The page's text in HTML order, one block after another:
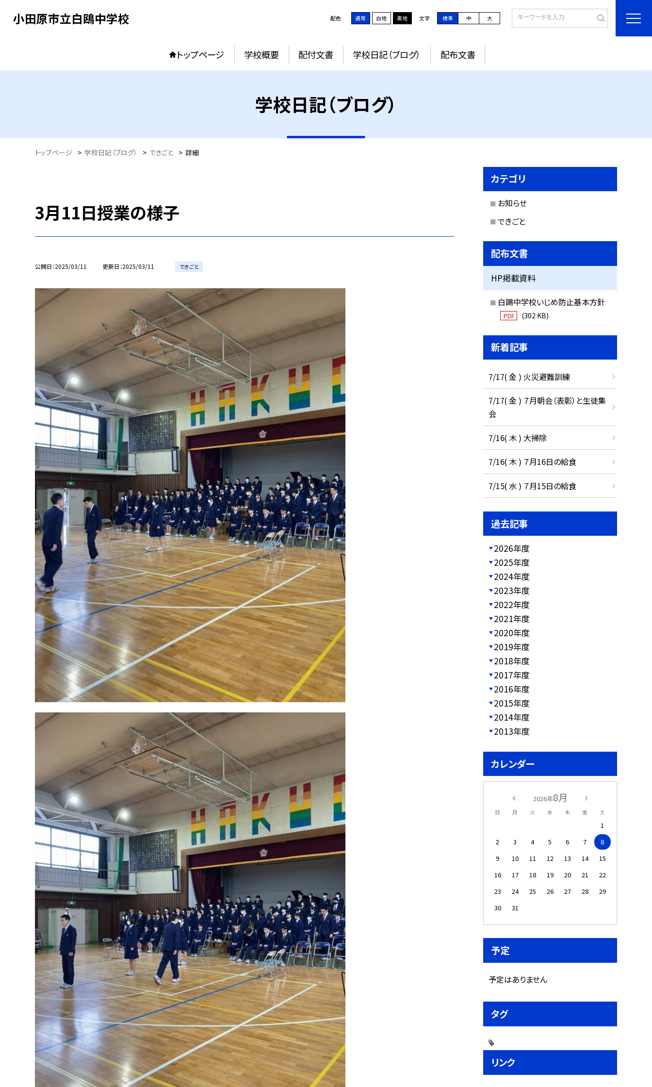
小田原市立白鴎中学校 配色 通常 白地 黒地 文字 標準 中 大
トップページ 学校概要 配付文書 学校日記（ブログ） 配布文書
学校日記（ブログ）
トップページ > 学校日記（ブログ） > できごと > 詳細
3月11日授業の様子
公開日 2025/03/11 更新日 2025/03/11 できごと
カテゴリ
お知らせ
できごと
配布文書
HP掲載資料
白鷗中学校いじめ防止基本方針
PDF (302 KB)
新着記事
7/17( 金 ) 火災避難訓練
7/17( 金 ) ７月朝会（表彰）と生徒集
会
7/16( 木 ) 大掃除
7/16( 木 ) ７月16日の給食
7/15( 水 ) ７月15日の給食
過去記事
2026年度
2025年度
2024年度
2023年度
2022年度
2021年度
2020年度
2019年度
2018年度
2017年度
2016年度
2015年度
2014年度
2013年度
カレンダー
2026年8月
日 月 火 水 木 金 土
1
2
3 4 5 6 7
8
9
10 11 12 13 14
15
16
17 18 19 20 21
22
23
24 25 26 27 28
29
30
31
予定
予定はありません
タグ
リンク